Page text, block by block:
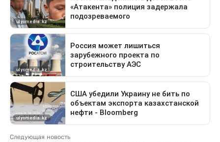
Следующая новость